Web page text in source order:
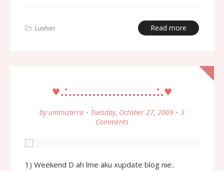
Luahan Read more
♥.:......................:.♥
by ummizarra Tuesday, October 27, 2009
3
Comments
1) Weekend D ah lme aku xupdate blog nie..